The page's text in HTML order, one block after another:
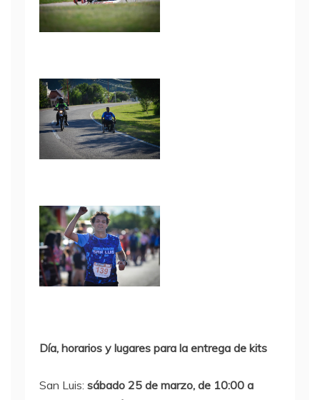
Día, horarios y lugares para la entrega de kits
San Luis: sábado 25 de marzo, de 10:00 a